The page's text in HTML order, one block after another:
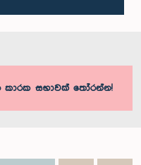
කාරක සභාවක් තෝරන්න!